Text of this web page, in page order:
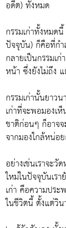
อดีต) ทั้งหมด
กรรมเก่าทั้งหมด
ปัจจุบัน) ก็คือที่ก
กลายเป็นกรรมเ
หน้า ซึ่งยังไม่ถึง
กรรมเก่านั้นยาว
เก่าที่จะพอมองเ
ชาติก่อนๆ ก็อาจจ
จากมองใกล้หน่อ
อย่างเช่นเราจะ
ใหม่ในปัจจุบันเรา
เก่า คือความประ
ในชีวิตนี้ ตั้งแต่วิน